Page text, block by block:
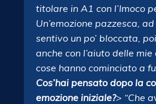
titolare in A1 con l’Imoco
Un’emozione pazzesca,
sentivo un po’ bloccata,
anche con l’aiuto delle
cose hanno cominciato a
Cos’hai pensato dopo la
emozione iniziale?> “Che